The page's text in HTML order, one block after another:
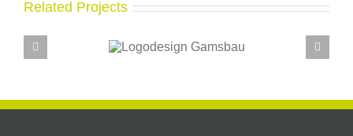
Related Projects
Logodesign